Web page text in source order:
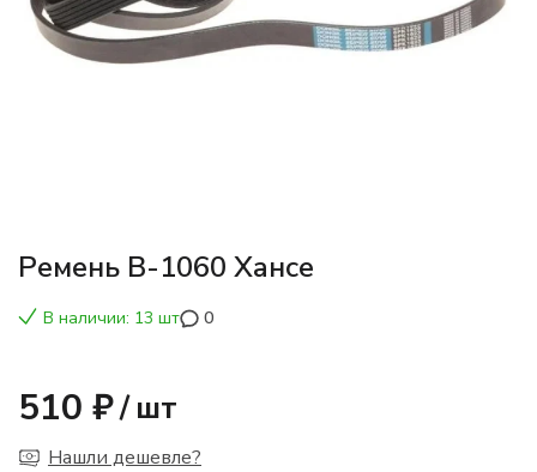
Ремень В-1060 Хансе
В наличии: 13 шт 0
510 ₽/ шт
Нашли дешевле?